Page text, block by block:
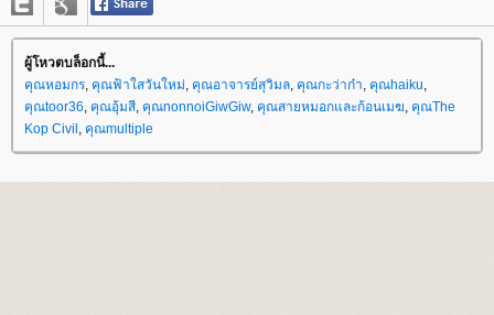
ผู้โหวตบล็อกนี้...
คุณหอมกร, คุณฟ้าใสวันใหม่, คุณอาจารย์สุวิมล, คุณกะว่าก๋า, คุณhaiku,
คุณtoor36, คุณอุ้มสี, คุณnonnoiGiwGiw, คุณสายหมอกและก้อนเมฆ, คุณThe
Kop Civil , คุณmultiple